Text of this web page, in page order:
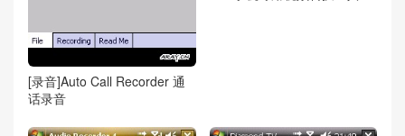
[录音]Auto Call Recorder 通
话录音